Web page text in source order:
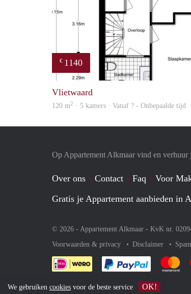
€ 1140
Vlietwaard
120 m2 · 5 kamers · Vanaf ? - Onbepaalde tijd
Op Appartement Alkmaar vind en
Over ons Contact Faq
Voor
Gratis je Appartement aanbieden in
© 2026 - Appartement Alkmaar - KvK nr.
Voorwaarden & privacy
Disclaimer
Je rekent
We gebruiken cookies voor de beste service OK!